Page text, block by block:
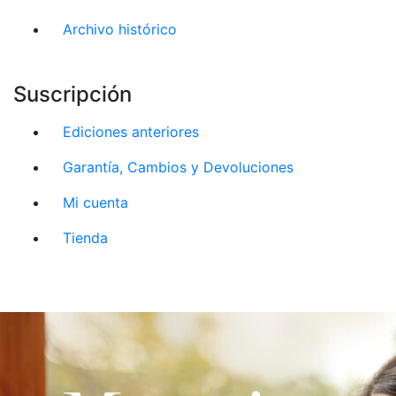
Archivo histórico
Suscripción
Ediciones anteriores
Garantía, Cambios y Devoluciones
Mi cuenta
Tienda